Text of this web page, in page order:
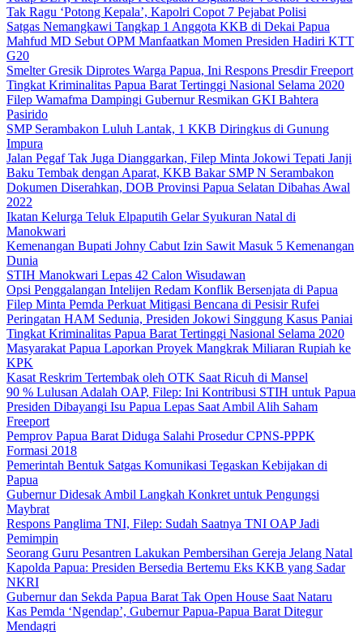
Tak Ragu ‘Potong Kepala’, Kapolri Copot 7 Pejabat Polisi
Satgas Nemangkawi Tangkap 1 Anggota KKB di Dekai Papua
Mahfud MD Sebut OPM Manfaatkan Momen Presiden Hadiri KTT
G20
Smelter Gresik Diprotes Warga Papua, Ini Respons Presdir Freeport
Tingkat Kriminalitas Papua Barat Tertinggi Nasional Selama 2020
Filep Wamafma Dampingi Gubernur Resmikan GKI Bahtera
Pasirido
SMP Serambakon Luluh Lantak, 1 KKB Diringkus di Gunung
Impura
Jalan Pegaf Tak Juga Dianggarkan, Filep Minta Jokowi Tepati Janji
Baku Tembak dengan Aparat, KKB Bakar SMP N Serambakon
Dokumen Diserahkan, DOB Provinsi Papua Selatan Dibahas Awal
2022
Ikatan Kelurga Teluk Elpaputih Gelar Syukuran Natal di
Manokwari
Kemenangan Bupati Johny Cabut Izin Sawit Masuk 5 Kemenangan
Dunia
STIH Manokwari Lepas 42 Calon Wisudawan
Opsi Penggalangan Intelijen Redam Konflik Bersenjata di Papua
Filep Minta Pemda Perkuat Mitigasi Bencana di Pesisir Rufei
Peringatan HAM Sedunia, Presiden Jokowi Singgung Kasus Paniai
Tingkat Kriminalitas Papua Barat Tertinggi Nasional Selama 2020
Masyarakat Papua Laporkan Proyek Mangkrak Miliaran Rupiah ke
KPK
Kasat Reskrim Tertembak oleh OTK Saat Ricuh di Mansel
90 % Lulusan Adalah OAP, Filep: Ini Kontribusi STIH untuk Papua
Presiden Dibayangi Isu Papua Lepas Saat Ambil Alih Saham
Freeport
Pemprov Papua Barat Diduga Salahi Prosedur CPNS-PPPK
Formasi 2018
Pemerintah Bentuk Satgas Komunikasi Tegaskan Kebijakan di
Papua
Gubernur Didesak Ambil Langkah Konkret untuk Pengungsi
Maybrat
Respons Panglima TNI, Filep: Sudah Saatnya TNI OAP Jadi
Pemimpin
Seorang Guru Pesantren Lakukan Pembersihan Gereja Jelang Natal
Kapolda Papua: Presiden Bersedia Bertemu Eks KKB yang Sadar
NKRI
Gubernur dan Sekda Papua Barat Tak Open House Saat Nataru
Kas Pemda ‘Ngendap’, Gubernur Papua-Papua Barat Ditegur
Mendagri